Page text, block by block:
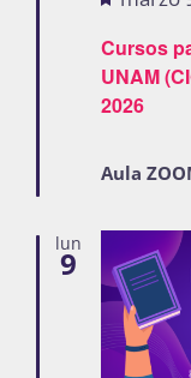
Cursos
UNAM
2026
Aula
lun
9